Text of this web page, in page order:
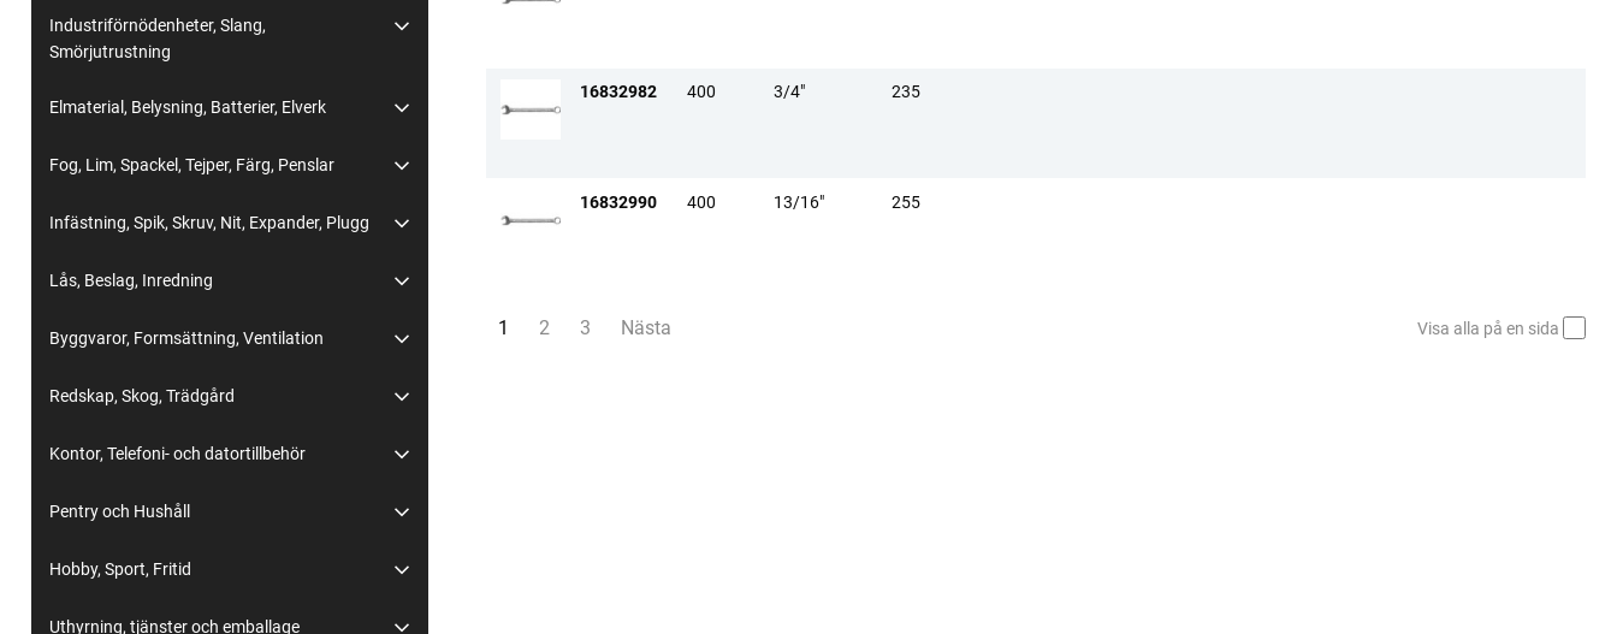
Industriförnödenheter, Slang,
Smörjutrustning
Elmaterial, Belysning, Batterier, Elverk
Fog, Lim, Spackel, Tejper, Färg, Penslar
Infästning, Spik, Skruv, Nit, Expander, Plugg
Lås, Beslag, Inredning
Byggvaror, Formsättning, Ventilation
Redskap, Skog, Trädgård
Kontor, Telefoni- och datortillbehör
Pentry och Hushåll
Hobby, Sport, Fritid
Uthyrning, tjänster och emballage
16832982 400 3/4" 235
16832990 400 13/16" 255
Du är på sida
1 2 3 Nästa Visa alla på en sida